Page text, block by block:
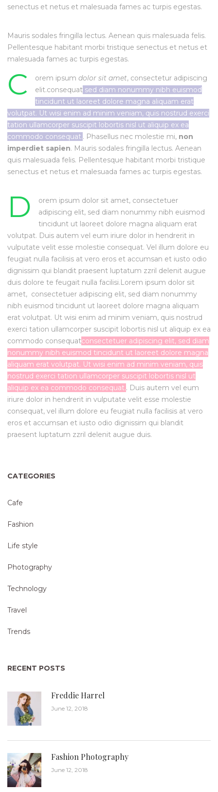
senectus et netus et malesuada fames ac turpis egestas.
Mauris sodales fringilla lectus. Aenean quis malesuada felis.
Pellentesque habitant morbi tristique senectus et netus et
malesuada fames ac turpis egestas.
C orem ipsum dolor sit amet, consectetur adipiscing
elit.consequat sed diam nonummy nibh euismod
tincidunt ut laoreet dolore magna aliquam erat
volutpat. Ut wisi enim ad minim veniam, quis nostrud exerci
tation ullamcorper suscipit lobortis nisl ut aliquip ex ea
commodo consequat.. Phasellus nec molestie mi, non
imperdiet sapien. Mauris sodales fringilla lectus. Aenean
quis malesuada felis. Pellentesque habitant morbi tristique
senectus et netus et malesuada fames ac turpis egestas.
D
orem ipsum dolor sit amet, consectetuer
adipiscing elit, sed diam nonummy nibh euismod
tincidunt ut laoreet dolore magna aliquam erat
volutpat. Duis autem vel eum iriure dolor in hendrerit in
vulputate velit esse molestie consequat. Vel illum dolore eu
feugiat nulla facilisis at vero eros et accumsan et iusto odio
dignissim qui blandit praesent luptatum zzril delenit augue
duis dolore te feugait nulla facilisi.Lorem ipsum dolor sit
amet, consectetuer adipiscing elit, sed diam nonummy
nibh euismod tincidunt ut laoreet dolore magna aliquam
erat volutpat. Ut wisi enim ad minim veniam, quis nostrud
exerci tation ullamcorper suscipit lobortis nisl ut aliquip ex ea
commodo consequatconsectetuer adipiscing elit, sed diam
nonummy nibh euismod tincidunt ut laoreet dolore magna
aliquam erat volutpat. Ut wisi enim ad minim veniam, quis
nostrud exerci tation ullamcorper suscipit lobortis nisl ut
aliquip ex ea commodo consequat.. Duis autem vel eum
iriure dolor in hendrerit in vulputate velit esse molestie
consequat, vel illum dolore eu feugiat nulla facilisis at vero
eros et accumsan et iusto odio dignissim qui blandit
praesent luptatum zzril delenit augue duis.
CATEGORIES
Cafe
Fashion
Life style
Photography
Technology
Travel
Trends
RECENT POSTS
Freddie Harrel
June 12, 2018
Fashion Photography
June 12, 2018